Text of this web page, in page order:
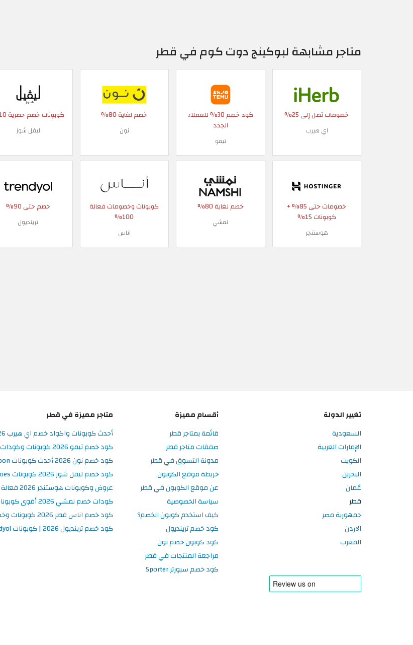
متاجر مشابهة لبوكينج دوت كوم في قطر
خصومات تصل إلى 25%
اي هيرب
كود خصم 30% للعملاء
الجدد
تيمو
خصم لغاية 80%
نون
كوبونات خصم حصرية 10%
ليفل شوز
خصومات حتى 85% +
كوبونات 15%
هوستنجر
خصم لغاية 80%
نمشي
كوبونات وخصومات فعالة
100%
اناس
خصم حتى 90%
ترينديول
تغيير الدولة
السعودية
الإمارات العربية
الكويت
البحرين
عُمان
قطر
جمهورية مصر
الاردن
المغرب
أقسام مميزة
قائمة بمتاجر قطر
صفقات متاجر قطر
مدونة التسوق في قطر
خريطة موقع الكوبون
عن موقع الكوبون في قطر
سياسة الخصوصية
كيف استخدم كوبون الخصم؟
كود خصم ترينديول
كود كوبون خصم نون
مراجعة المنتجات في قطر
كود خصم سبورتر Sporter
متاجر مميزة في قطر
أحدث كوبونات واكواد خصم اي هيرب 2026 حتى 25% في iHerb قطر
كود خصم تيمو 2026 كوبونات وكودات TEMU حتى 90% على الطلبات
كود خصم نون 2026 أحدث كوبونات Noon حتى 80% على المنتجات
كود خصم ليفل شوز 2026 كوبونات Level Shoes قطر فعالة 100%
عروض وكوبونات هوستنجر 2026 فعالة 100% في Hostinger قطر
كودات خصم نمشي 2026 أقوى كوبونات Namshi قطر فعالة ومحدثة
كود خصم اناس قطر 2026 كوبونات وخصومات Ounass فعالة 100%
كود خصم ترينديول 2026 | كوبونات Trendyol حتى 90% فعالة اليوم